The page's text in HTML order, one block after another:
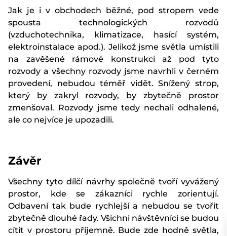
Jak je i v obchodech běžné, pod stropem vede
spousta technologických rozvodů
(vzduchotechnika, klimatizace, hasící systém,
elektroinstalace apod.). Jelikož jsme světla umístili
na zavěšené rámové konstrukci až pod tyto
rozvody a všechny rozvody jsme navrhli v černém
provedení, nebudou téměř vidět. Snížený strop,
který by zakryl rozvody, by zbytečně prostor
zmenšoval. Rozvody jsme tedy nechali odhalené,
ale co nejvíce je upozadili.
Závěr
Všechny tyto dílčí návrhy společně tvoří vyvážený
prostor, kde se zákazníci rychle zorientují.
Odbavení tak bude rychlejší a nebudou se tvořit
zbytečně dlouhé řady. Všichni návštěvníci se budou
cítit v prostoru příjemně. Bude zde hodně světla,